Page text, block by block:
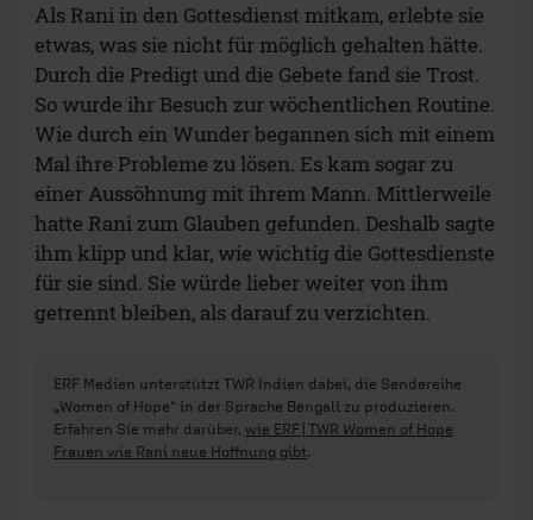
Als Rani in den Gottesdienst mitkam, erlebte sie
etwas, was sie nicht für möglich gehalten hätte.
Durch die Predigt und die Gebete fand sie Trost.
So wurde ihr Besuch zur wöchentlichen Routine.
Wie durch ein Wunder begannen sich mit einem
Mal ihre Probleme zu lösen. Es kam sogar zu
einer Aussöhnung mit ihrem Mann. Mittlerweile
hatte Rani zum Glauben gefunden. Deshalb sagte
ihm klipp und klar, wie wichtig die Gottesdienste
für sie sind. Sie würde lieber weiter von ihm
getrennt bleiben, als darauf zu verzichten.
ERF Medien unterstützt TWR Indien dabei, die Sendereihe
„Women of Hope“ in der Sprache Bengali zu produzieren.
Erfahren Sie mehr darüber, wie ERF∣TWR Women of Hope
Frauen wie Rani neue Hoffnung gibt.